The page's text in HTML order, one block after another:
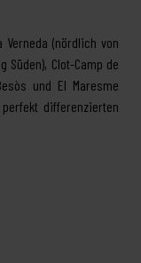
(nördlich von
Süden), Clot-Camp de
und El Maresme
differenzierten